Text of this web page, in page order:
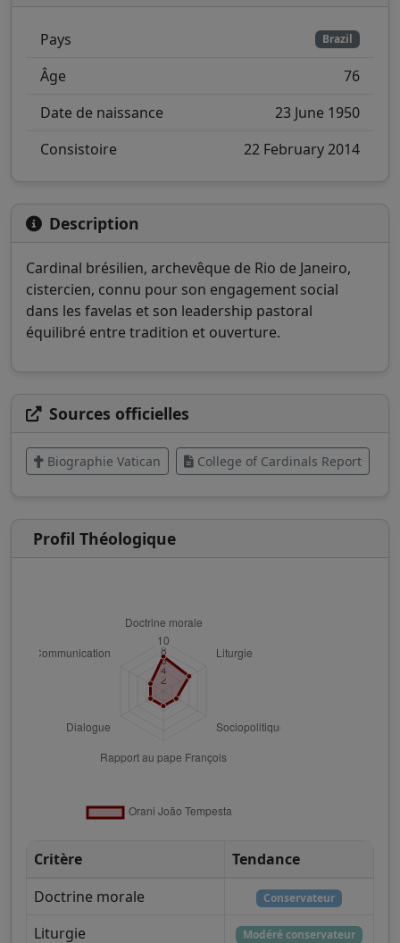
Pays Brazil
Âge
76
Date de naissance
23 June 1950
Consistoire
22 February 2014
Description
Cardinal brésilien, archevêque de Rio de Janeiro,
cistercien, connu pour son engagement social
dans les favelas et son leadership pastoral
équilibré entre tradition et ouverture.
Sources officielles
Biographie Vatican College of Cardinals Report
Profil Théologique
Critère
Tendance
Doctrine morale
Conservateur
Liturgie Modéré conservateur